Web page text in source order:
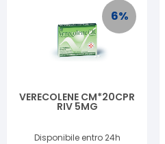
6%
VERECOLENE CM*20CPR
RIV 5MG
Disponibile entro 24h